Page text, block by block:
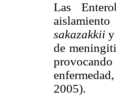
Las
sakazakkii
de
2005).